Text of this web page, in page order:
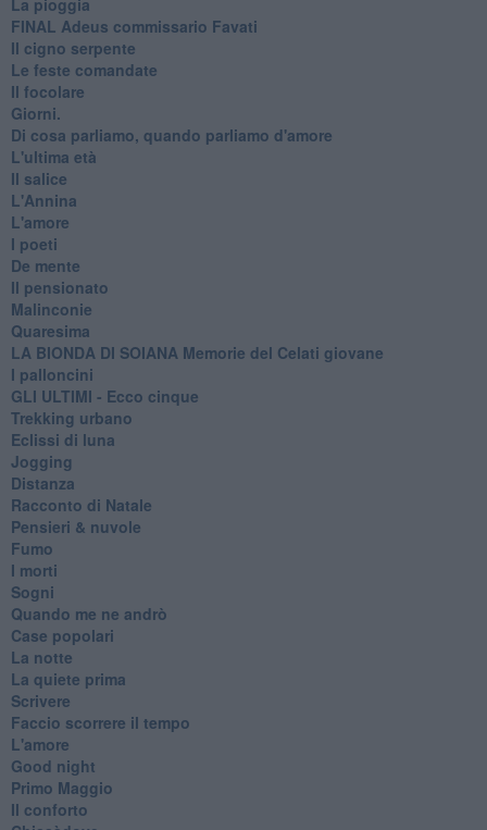
FINAL Adeus commissario Favati
Il cigno serpente
Le feste comandate
Il focolare
Giorni.
Di cosa parliamo, quando parliamo d'amore
L'ultima età
Il salice
L'Annina
L'amore
I poeti
De mente
Il pensionato
Malinconie
Quaresima
LA BIONDA DI SOIANA Memorie del Celati giovane
I palloncini
GLI ULTIMI - Ecco cinque
Trekking urbano
Eclissi di luna
Jogging
Distanza
Racconto di Natale
Pensieri & nuvole
Fumo
I morti
Sogni
Quando me ne andrò
Case popolari
La notte
La quiete prima
Scrivere
Faccio scorrere il tempo
L'amore
Good night
Primo Maggio
Il conforto